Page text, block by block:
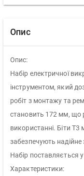
Опис
Опис:
Набір електричної
інструментом, який
робіт з монтажу та
становить 172 мм, що
використанні. Біти T3
забезпечують
Набір поставляється
Характеристики: